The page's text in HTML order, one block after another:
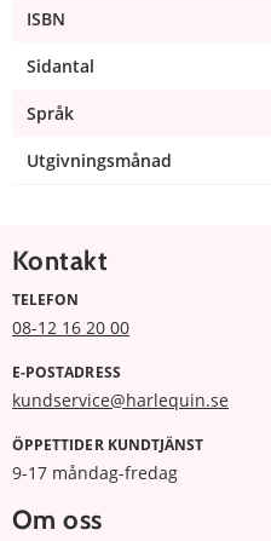
ISBN
Sidantal
Språk
Utgivningsmånad
Kontakt
TELEFON
08-12 16 20 00
E-POSTADRESS
kundservice@harlequin.se
ÖPPETTIDER KUNDTJÄNST
9-17 måndag-fredag
Om oss